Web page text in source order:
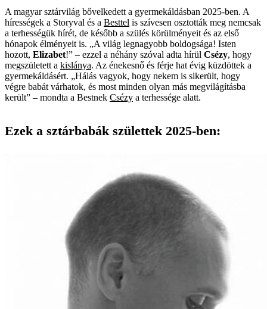
A magyar sztárvilág bővelkedett a gyermekáldásban 2025-ben. A
hírességek a Storyval és a Besttel is szívesen osztották meg nemcsak
a terhességük hírét, de később a szülés körülményeit és az első
hónapok élményeit is. „A világ legnagyobb boldogsága! Isten
hozott, Elizabet!” – ezzel a néhány szóval adta hírül Csézy, hogy
megszületett a kislánya. Az énekesnő és férje hat évig küzdöttek a
gyermekáldásért. „Hálás vagyok, hogy nekem is sikerült, hogy
végre babát várhatok, és most minden olyan más megvilágításba
került” – mondta a Bestnek Csézy a terhessége alatt.
Ezek a sztárbabák születtek 2025-ben: